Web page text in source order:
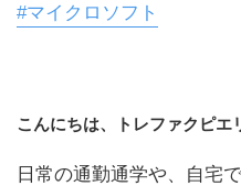
#マイクロソフト
こんにちは、トレファクピエ
日常の通勤通学や、自宅